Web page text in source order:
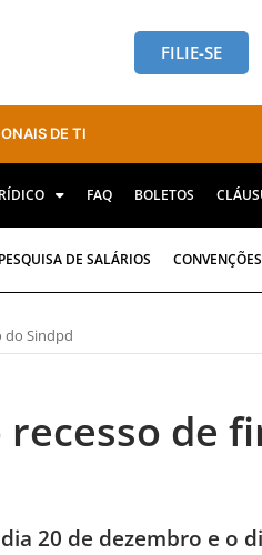
FILIE-SE
DE TI
FAQ BOLETOS
PESQUISA DE SALÁRIOS CONVENÇÕES
do Sindpd
de
20 de dezembro e o